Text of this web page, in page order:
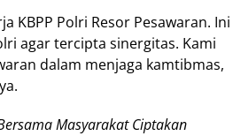
KBPP Polri Resor Pesawaran. Ini
agar tercipta sinergitas. Kami
dalam menjaga kamtibmas,
Masyarakat Ciptakan